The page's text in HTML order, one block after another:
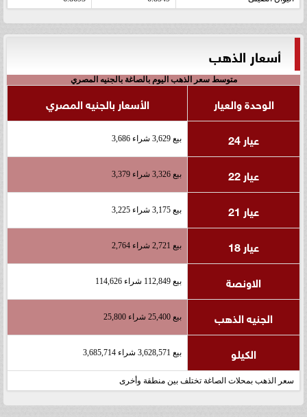
أسعار الذهب
متوسط سعر الذهب اليوم بالصاغة بالجنيه المصري
الوحدة والعيار
الأسعار بالجنيه المصري
عيار 24
بيع 3,629 شراء 3,686
عيار 22 بيع 3,326 شراء 3,379
عيار 21 بيع 3,175 شراء 3,225
عيار 18 بيع 2,721 شراء 2,764
الاونصة بيع 112,849 شراء 114,626
الجنيه الذهب بيع 25,400 شراء 25,800
الكيلو بيع 3,628,571 شراء 3,685,714
سعر الذهب بمحلات الصاغة تختلف بين منطقة وأخرى